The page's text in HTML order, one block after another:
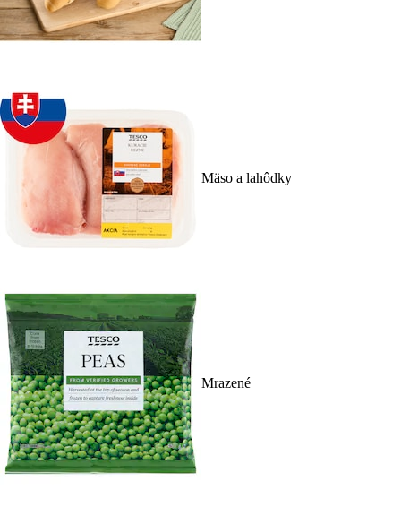
Mäso a lahôdky
Mrazené